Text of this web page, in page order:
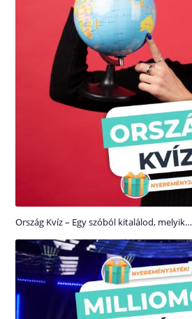
Ország Kvíz – Egy szóból kitalálod, melyik…